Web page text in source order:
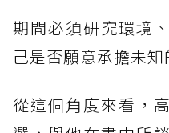
期間必須研究環境
己是否願意承擔未知
從這個角度來看，